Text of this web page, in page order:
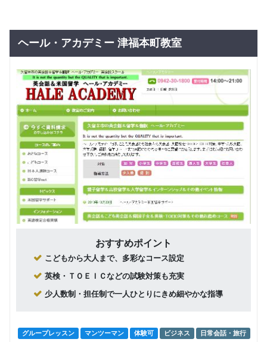
ヘール・アカデミー 津福本町教室
おすすめポイント
こどもから大人まで、多彩なコース設定
英検・ＴＯＥＩＣなどの試験対策も充実
少人数制・担任制で一人ひとりにきめ細やかな指導
グループレッスン マンツーマン 体験可 ビジネス 日常会話・旅行